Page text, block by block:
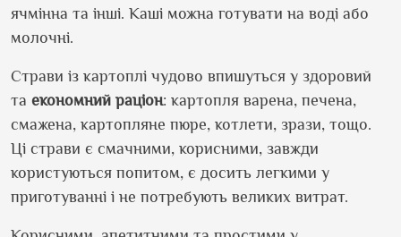
ячмінна та інші. Каші можна готувати на воді або
молочні.
Страви із картоплі чудово впишуться у здоровий
та економний раціон: картопля варена, печена,
смажена, картопляне пюре, котлети, зрази, тощо.
Ці страви є смачними, корисними, завжди
користуються попитом, є досить легкими у
приготуванні і не потребують великих витрат.